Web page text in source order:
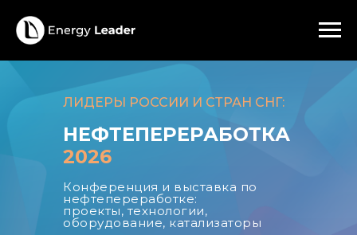
НЕФТЕПЕРЕРАБОТКА
2026
ЛИДЕРЫ РОССИИ И СТРАН СНГ:
Конференция и выставка по
нефтепереработке:
проекты, технологии,
оборудование, катализаторы